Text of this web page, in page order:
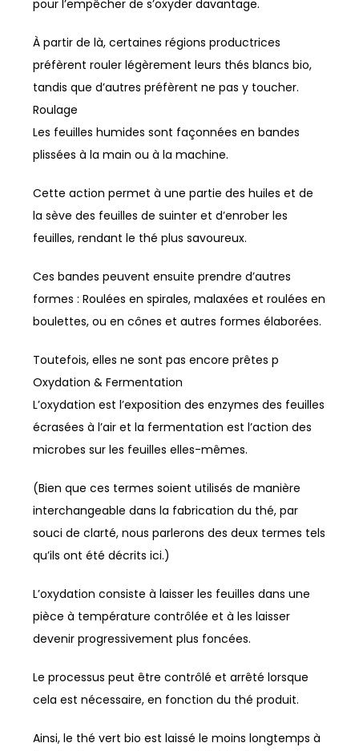
pour l’empêcher de s’oxyder davantage.
À partir de là, certaines régions productrices
préfèrent rouler légèrement leurs thés blancs bio,
tandis que d’autres préfèrent ne pas y toucher.
Roulage
Les feuilles humides sont façonnées en bandes
plissées à la main ou à la machine.
Cette action permet à une partie des huiles et de
la sève des feuilles de suinter et d’enrober les
feuilles, rendant le thé plus savoureux.
Ces bandes peuvent ensuite prendre d’autres
formes : Roulées en spirales, malaxées et roulées en
boulettes, ou en cônes et autres formes élaborées.
Toutefois, elles ne sont pas encore prêtes p
Oxydation & Fermentation
L’oxydation est l’exposition des enzymes des feuilles
écrasées à l’air et la fermentation est l’action des
microbes sur les feuilles elles-mêmes.
(Bien que ces termes soient utilisés de manière
interchangeable dans la fabrication du thé, par
souci de clarté, nous parlerons des deux termes tels
qu’ils ont été décrits ici.)
L’oxydation consiste à laisser les feuilles dans une
pièce à température contrôlée et à les laisser
devenir progressivement plus foncées.
Le processus peut être contrôlé et arrêté lorsque
cela est nécessaire, en fonction du thé produit.
Ainsi, le thé vert bio est laissé le moins longtemps à